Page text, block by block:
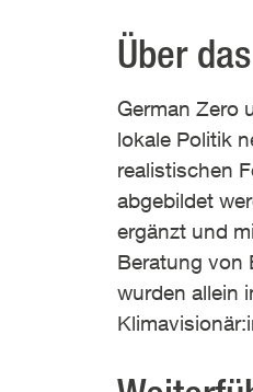
Über
German Zero
lokale Politik
realistischen
abgebildet
ergänzt und
Beratung von
wurden allein